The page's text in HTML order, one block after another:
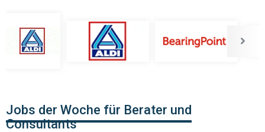
Jobs der Woche für Berater und
Consultants